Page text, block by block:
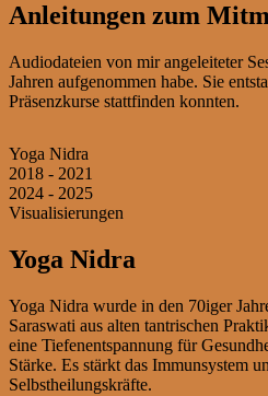
Anleitungen zum
Audiodateien von mir angeleiteter
Jahren aufgenommen habe. Sie
Präsenzkurse stattfinden konnten.
Yoga Nidra
2018 - 2021
2024 - 2025
Visualisierungen
Yoga Nidra
Yoga Nidra wurde in den 70iger
Saraswati aus alten tantrischen
eine Tiefenentspannung für
Stärke. Es stärkt das Immunsystem
Selbstheilungskräfte.